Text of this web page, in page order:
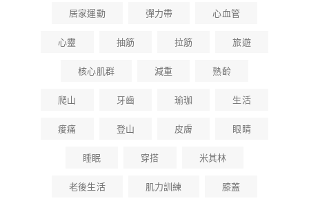
居家運動
彈力帶
心血管
心靈
抽筋 拉筋
旅遊
核心肌群
減重
熟齡
爬山
牙齒 瑜珈
生活
痠痛
登山 皮膚
眼睛
睡眠
穿搭
米其林
老後生活
肌力訓練 膝蓋